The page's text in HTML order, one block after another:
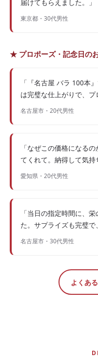
届けてもらえました。」
東京都・30代男性
★ プロポーズ・記念日の
「『名古屋 バラ 100本
は完璧な仕上がりで、プ
名古屋市・20代男性
「なぜこの価格になる
てくれて。納得して気持
愛知県・20代男性
「当日の指定時間に、
た。サプライズも完璧で
名古屋市・30代男性
よくあ